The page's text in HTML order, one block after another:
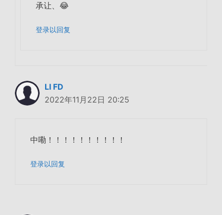
承让、😂
登录以回复
LI FD
2022年11月22日 20:25
中嘞！！！！！！！！！！
登录以回复